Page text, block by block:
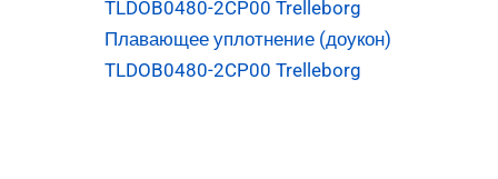
Плавающее уплотнение (доукон)
TLDOB0480-2CP00 Trelleborg